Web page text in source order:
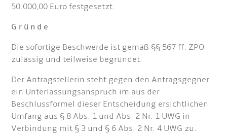
50.000,00 Euro festgesetzt.
G r ü n d e
Die sofortige Beschwerde ist gemäß §§ 567 ff. ZPO
zulässig und teilweise begründet.
Der Antragstellerin steht gegen den Antragsgegner
ein Unterlassungsanspruch im aus der
Beschlussformel dieser Entscheidung ersichtlichen
Umfang aus § 8 Abs. 1 und Abs. 2 Nr. 1 UWG in
Verbindung mit § 3 und § 6 Abs. 2 Nr. 4 UWG zu.